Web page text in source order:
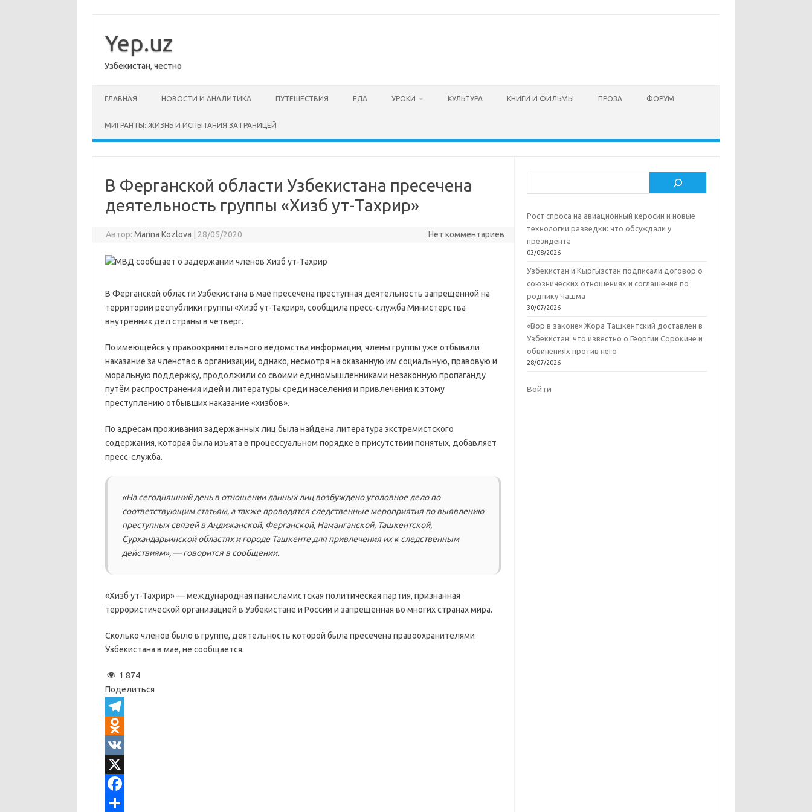
содержимому
Yep.uz
Узбекистан, честно
ГЛАВНАЯ НОВОСТИ И АНАЛИТИКА ПУТЕШЕСТВИЯ ЕДА УРОКИ КУЛЬТУРА КНИГИ И ФИЛЬМЫ ПРОЗА ФОРУМ
МИГРАНТЫ: ЖИЗНЬ И ИСПЫТАНИЯ ЗА ГРАНИЦЕЙ
В Ферганской области Узбекистана пресечена
деятельность группы «Хизб ут-Тахрир»
Автор: Marina Kozlova 28/05/2020 Нет комментариев
В Ферганской области Узбекистана в мае пресечена преступная деятельность запрещенной на
территории республики группы «Хизб ут-Тахрир», сообщила пресс-служба Министерства
внутренних дел страны в четверг.
По имеющейся у правоохранительного ведомства информации, члены группы уже отбывали
наказание за членство в организации, однако, несмотря на оказанную им социальную, правовую и
моральную поддержку, продолжили со своими единомышленниками незаконную пропаганду
путём распространения идей и литературы среди населения и привлечения к этому
преступлению отбывших наказание «хизбов».
По адресам проживания задержанных лиц была найдена литература экстремистского
содержания, которая была изъята в процессуальном порядке в присутствии понятых, добавляет
пресс-служба.
«На сегодняшний день в отношении данных лиц возбуждено уголовное дело по
соответствующим статьям, а также проводятся следственные мероприятия по выявлению
преступных связей в Андижанской, Ферганской, Наманганской, Ташкентской,
Сурхандарьинской областях и городе Ташкенте для привлечения их к следственным
действиям», — говорится в сообщении.
«Хизб ут-Тахрир» — международная панисламистская политическая партия, признанная
террористической организацией в Узбекистане и России и запрещенная во многих странах мира.
Сколько членов было в группе, деятельность которой была пресечена правоохранителями
Узбекистана в мае, не сообщается.
1 874
Поделиться
T
e
e
g
O
n
o
V
KX
Рост спроса на авиационный керосин и новые
технологии разведки: что обсуждали у
президента
03/08/2026
Узбекистан и Кыргызстан подписали договор о
союзнических отношениях и соглашение по
роднику Чашма
30/07/2026
«Вор в законе» Жора Ташкентский доставлен в
Узбекистан: что известно о Георгии Сорокине и
обвинениях против него
28/07/2026
Войти